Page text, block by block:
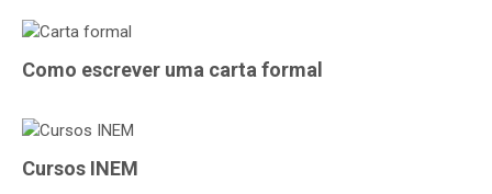
Como escrever uma carta formal
Cursos INEM